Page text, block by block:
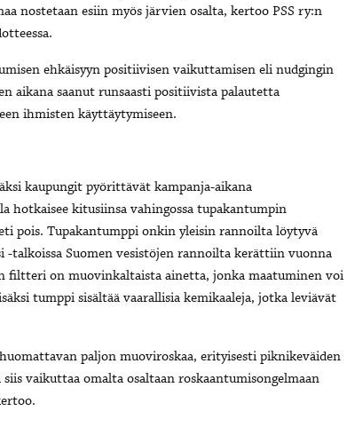
nostetaan esiin myös järvien osalta, kertoo PSS ry:n
ehkäisyyn positiivisen vaikuttamisen eli nudgingin
aikana saanut runsaasti positiivista palautetta
ihmisten käyttäytymiseen.
kaupungit pyörittävät kampanja-aikana
hotkaisee kitusiinsa vahingossa tupakantumpin
pois. Tupakantumppi onkin yleisin rannoilta löytyvä
-talkoissa Suomen vesistöjen rannoilta kerättiin vuonna
filtteri on muovinkaltaista ainetta, jonka maatuminen voi
tumppi sisältää vaarallisia kemikaaleja, jotka leviävät
paljon muoviroskaa, erityisesti piknikeväiden
vaikuttaa omalta osaltaan roskaantumisongelmaan